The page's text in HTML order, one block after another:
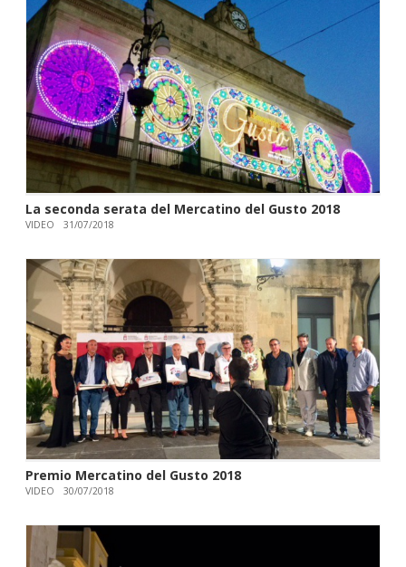
La seconda serata del Mercatino del Gusto 2018
VIDEO 31/07/2018
Premio Mercatino del Gusto 2018
VIDEO 30/07/2018